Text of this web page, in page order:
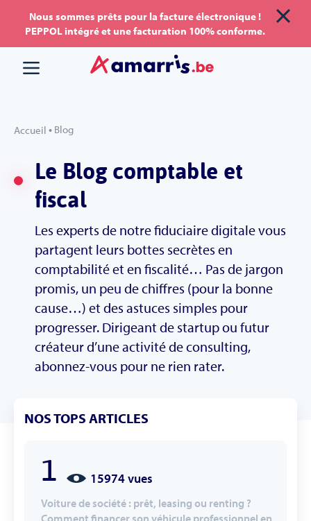
Aller
au
Aller au
contenu
Nous sommes prêts pour la facture électronique !
PEPPOL intégré et une facturation 100% conforme.
Accueil • Blog
Le Blog comptable et
fiscal
Les experts de notre fiduciaire digitale vous
partagent leurs bottes secrètes en
comptabilité et en fiscalité… Pas de jargon
promis, un peu de chiffres (pour la bonne
cause…) et des astuces simples pour
progresser. Dirigeant de startup ou futur
créateur d’une activité de consulting,
abonnez-vous pour ne rien rater.
NOS TOPS ARTICLES
1 15974 vues
Voiture de société : prêt, leasing ou renting ?
Comment financer son véhicule professionnel en